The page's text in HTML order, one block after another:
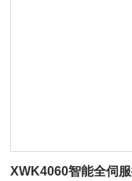
XWK4060智能全伺